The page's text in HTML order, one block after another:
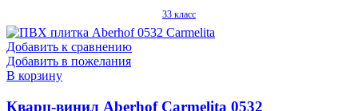
33 класс
Добавить к сравнению
Добавить в пожелания
В корзину
Кварц-винил Aberhof Carmelita 0532